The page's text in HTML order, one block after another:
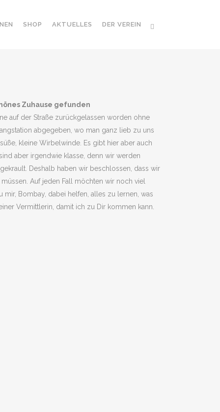
SHOP AKTUELLES DER VEREIN
Zuhause gefunden
auf der Straße zurückgelassen worden ohne
abgegeben, wo man ganz lieb zu uns
kleine Wirbelwinde. Es gibt hier aber auch
aber irgendwie klasse, denn wir werden
Deshalb haben wir beschlossen, dass wir
Auf jeden Fall möchten wir noch viel
Bombay, dabei helfen, alles zu lernen, was
Vermittlerin, damit ich zu Dir kommen kann.